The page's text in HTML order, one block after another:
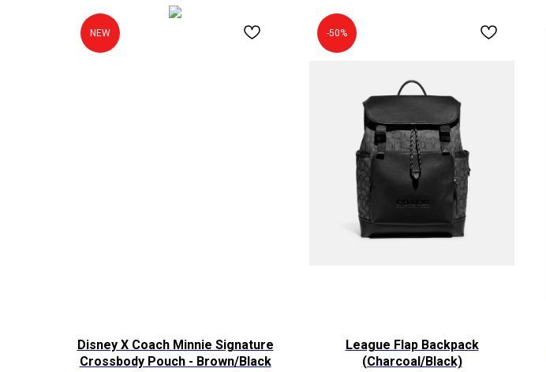
NEW
Disney X Coach Minnie Signature
Crossbody Pouch - Brown/Black
-50%
League Flap Backpack
(Charcoal/Black)